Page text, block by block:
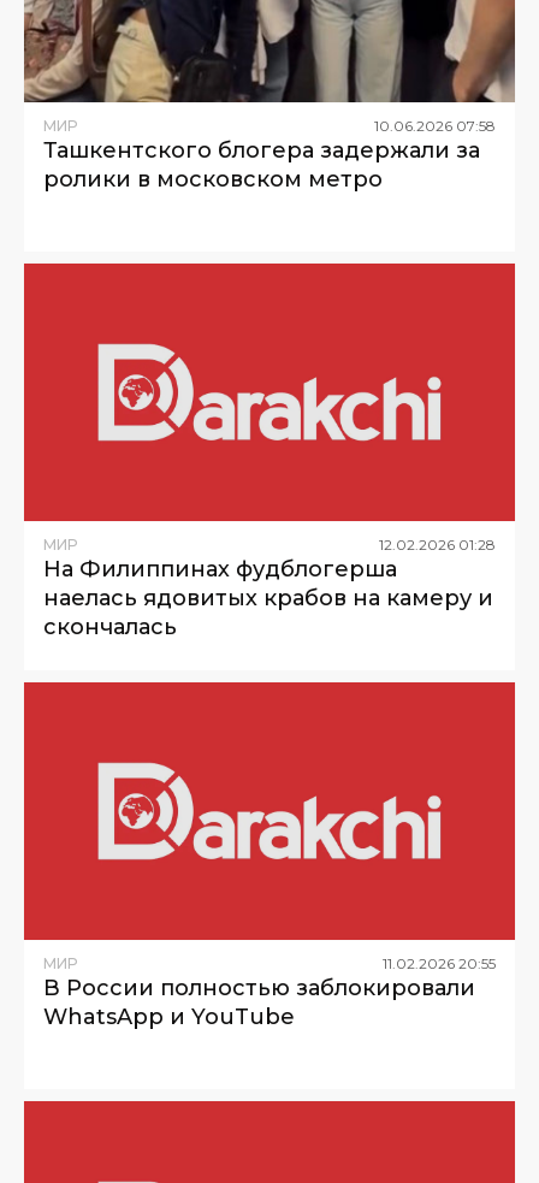
МИР 10 06 2026 07:58
Ташкентского блогера задержали за
ролики в московском метро
МИР 12 02 2026 01:28
На Филиппинах фудблогерша
наелась ядовитых крабов на камеру и
скончалась
МИР 11 02 2026 20:55
В России полностью заблокировали
WhatsApp и YouTube